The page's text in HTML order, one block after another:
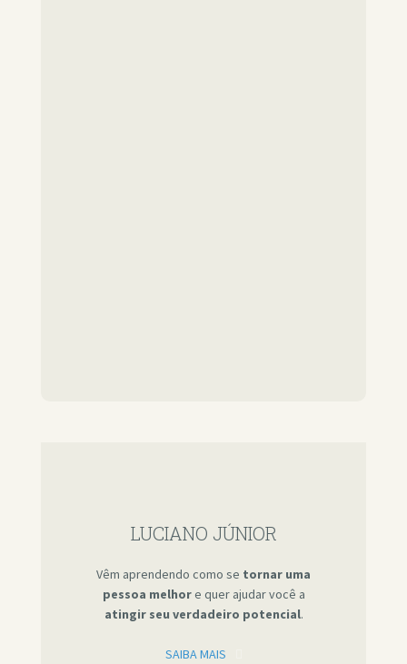
LUCIANO JÚNIOR
Vêm aprendendo como se tornar uma
pessoa melhore quer ajudar você a
atingir seu verdadeiro potencial.
SAIBA MAIS